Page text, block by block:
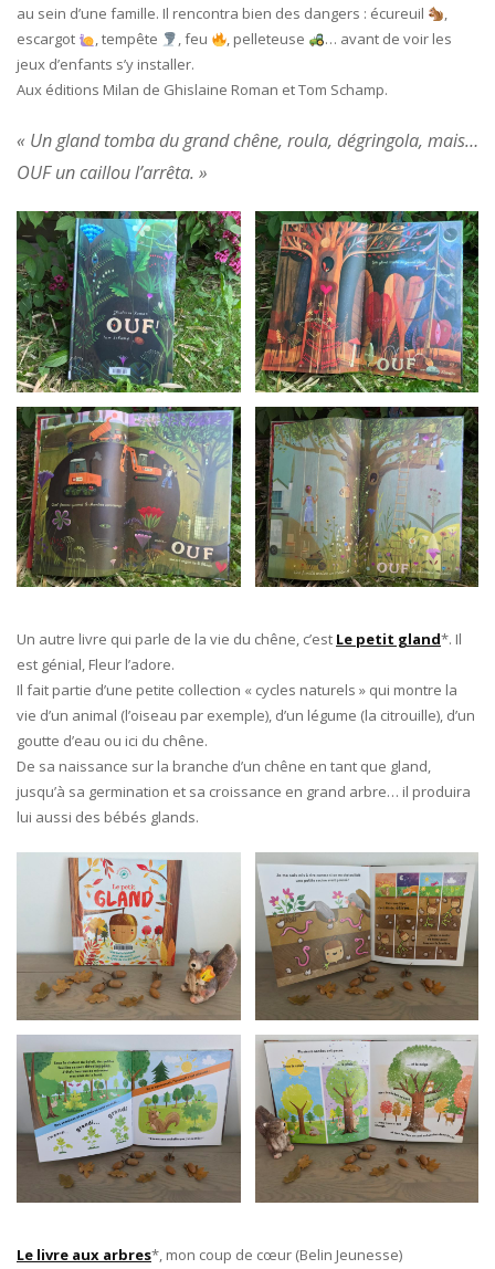
au sein d’une famille. Il rencontra bien des dangers : écureuil
,
escargot
, tempête , feu , pelleteuse
… avant de voir les
jeux d’enfants s’y installer.
Aux éditions Milan de Ghislaine Roman et Tom Schamp.
« Un gland tomba du grand chêne, roula, dégringola, mais…
OUF un caillou l’arrêta. »
Un autre livre qui parle de la vie du chêne, c’est Le petit gland*. Il
est génial, Fleur l’adore.
Il fait partie d’une petite collection « cycles naturels » qui montre la
vie d’un animal (l’oiseau par exemple), d’un légume (la citrouille), d’un
goutte d’eau ou ici du chêne.
De sa naissance sur la branche d’un chêne en tant que gland,
jusqu’à sa germination et sa croissance en grand arbre… il produira
lui aussi des bébés glands.
Le livre aux arbres*, mon coup de cœur (Belin Jeunesse)